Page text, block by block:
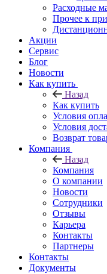
Расходные
Прочее к
Акции
Сервис
Блог
Новости
Как купить
Назад
Как купить
Условия
Условия
Возврат
Компания
Назад
Компания
О компании
Новости
Сотрудники
Отзывы
Карьера
Контакты
Партнеры
Контакты
Документы